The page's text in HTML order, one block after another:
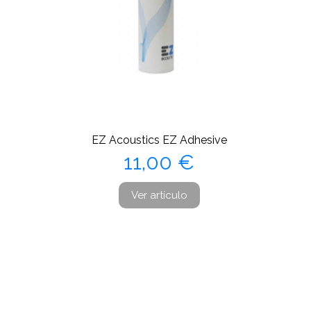
EZ Acoustics EZ Adhesive
Precio
11,00 €
Ver artículo